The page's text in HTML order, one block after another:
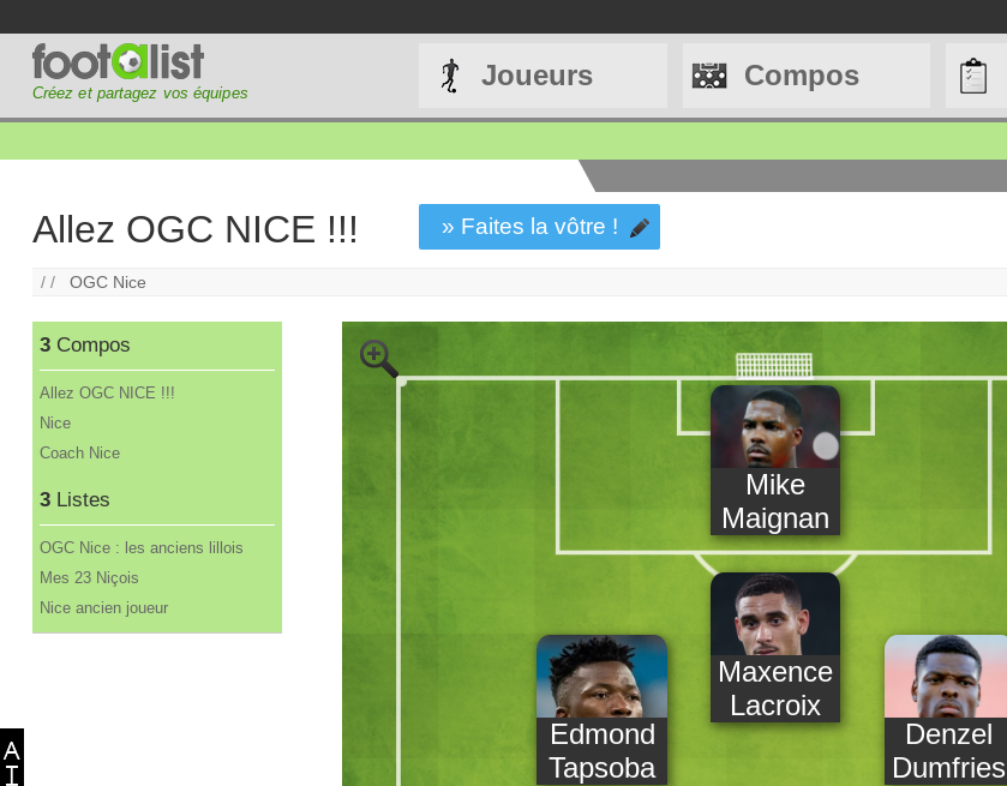
Créez et partagez vos équipes
Joueurs Compos
Allez OGC NICE !!! » Faites la vôtre !
/ /OGC Nice
3 Compos
Allez OGC NICE !!!
Nice
Coach Nice
3 Listes
OGC Nice : les anciens lillois
Mes 23 Niçois
Nice ancien joueur
Mike
Maignan
Edmond
Tapsoba
Maxence
Lacroix
Denzel
Dumfries